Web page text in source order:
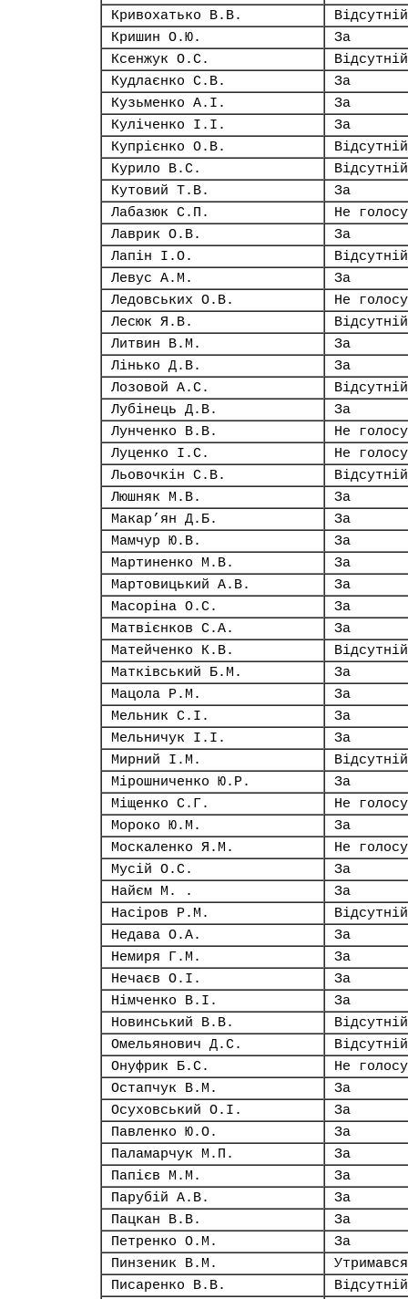
Кривохатько В.В.
Відсутній
Кришин О.Ю.
За
Ксенжук О.С.
Відсутній
Кудлаєнко С.В.
За
Кузьменко А.І.
За
Куліченко І.І.
За
Купрієнко О.В.
Відсутній
Курило В.С.
Відсутній
Кутовий Т.В.
За
Лабазюк С.П.
Не
Лаврик О.В.
За
Лапін І.О.
Відсутній
Левус А.М.
За
Ледовських О.В.
Не
Лесюк Я.В.
Відсутній
Литвин В.М.
За
Лінько Д.В.
За
Лозовой А.С.
Відсутній
Лубінець Д.В.
За
Лунченко В.В.
Не
Луценко І.С.
Не
Льовочкін С.В.
Відсутній
Люшняк М.В.
За
Макар’ян Д.Б.
За
Мамчур Ю.В.
За
Мартиненко М.В.
За
Мартовицький А.В.
За
Масоріна О.С.
За
Матвієнков С.А.
За
Матейченко К.В.
Відсутній
Матківський Б.М.
За
Мацола Р.М.
За
Мельник С.І.
За
Мельничук І.І.
За
Мирний І.М.
Відсутній
Мірошниченко Ю.Р.
За
Міщенко С.Г.
Не
Мороко Ю.М.
За
Москаленко Я.М.
Не
Мусій О.С.
За
Найєм М. .
За
Насіров Р.М.
Відсутній
Недава О.А.
За
Немиря Г.М.
За
Нечаєв О.І.
За
Німченко В.І.
За
Новинський В.В.
Відсутній
Омельянович Д.С.
Відсутній
Онуфрик Б.С.
Не
Остапчук В.М.
За
Осуховський О.І.
За
Павленко Ю.О.
За
Паламарчук М.П.
За
Папієв М.М.
За
Парубій А.В.
За
Пацкан В.В.
За
Петренко О.М.
За
Пинзеник В.М.
Утримався
Писаренко В.В.
Відсутній